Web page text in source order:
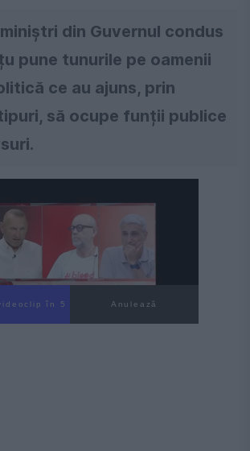
din Guvernul condus
pune tunurile pe oamenii
ce au ajuns, prin
să ocupe funții publice
în 4 Anulează